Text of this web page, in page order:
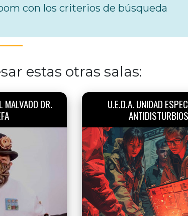
con los criterios de búsqueda
estas otras salas:
MALVADO DR. U.E.D.A. UNIDAD
ANTIDISTURBIOS